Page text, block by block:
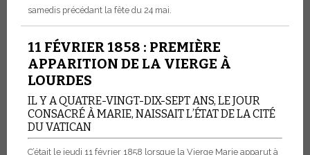
samedis précédant la fête du 24 mai.
11 FÉVRIER 1858 : PREMIÈRE
APPARITION DE LA VIERGE À
LOURDES
IL Y A QUATRE-VINGT-DIX-SEPT ANS, LE JOUR
CONSACRÉ À MARIE, NAISSAIT L’ÉTAT DE LA CITÉ
DU VATICAN
C’était le jeudi 11 février 1858 lorsque la Vierge Marie apparut à